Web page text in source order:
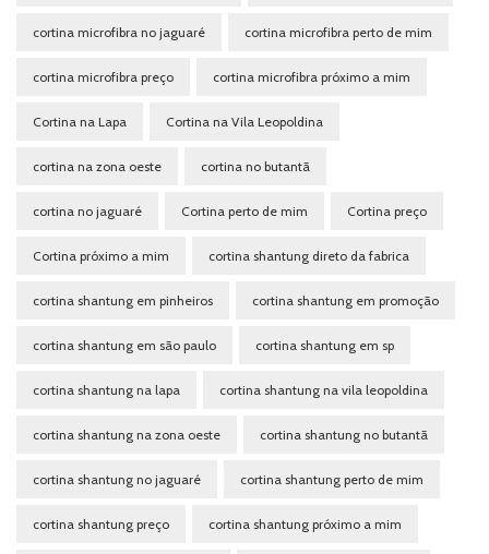
cortina microfibra no jaguaré cortina microfibra perto de mim
cortina microfibra preço cortina microfibra próximo a mim
Cortina na Lapa Cortina na Vila Leopoldina
cortina na zona oeste cortina no butantã
cortina no jaguaré Cortina perto de mim Cortina preço
Cortina próximo a mim cortina shantung direto da fabrica
cortina shantung em pinheiros cortina shantung em promoção
cortina shantung em são paulo cortina shantung em sp
cortina shantung na lapa cortina shantung na vila leopoldina
cortina shantung na zona oeste cortina shantung no butantã
cortina shantung no jaguaré cortina shantung perto de mim
cortina shantung preço cortina shantung próximo a mim